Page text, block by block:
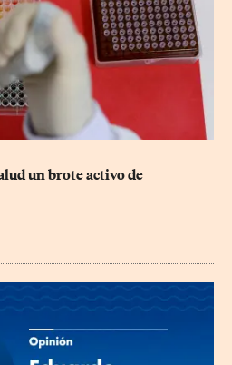
un brote activo de